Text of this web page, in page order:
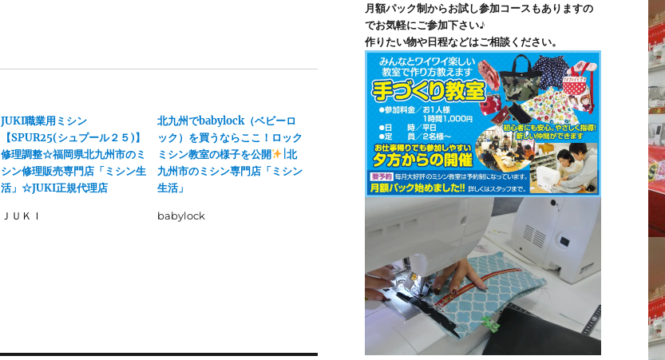
JUKI職業用ミシン
【SPUR25(シュプール２５)】
修理調整☆福岡県北九州市のミ
シン修理販売専門店「ミシン生
活」☆JUKI正規代理店
ＪＵＫＩ
北九州でbabylock（ベビーロ
ック）を買うならここ！ロック
ミシン教室の様子を公開
|北
九州市のミシン専門店「ミシン
生活」
babylock
月額パック制からお試し参加コースもありますの
でお気軽にご参加下さい♪
作りたい物や日程などはご相談ください。